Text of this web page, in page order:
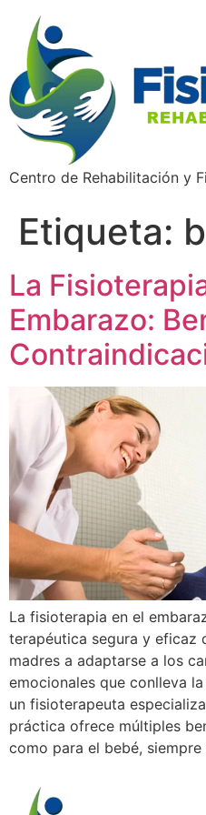
Centro de Rehabilitación y
Etiqueta:
La
Embarazo:
La fisioterapia en el
terapéutica segura y eficaz
madres a adaptarse a los
emocionales que conlleva
un fisioterapeuta
práctica ofrece múltiples
como para el bebé,